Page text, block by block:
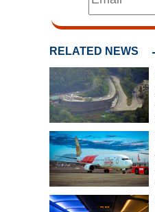
RELATED NEWS